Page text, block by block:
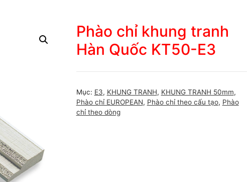
Phào chỉ khung tranh
Hàn Quốc KT50-E3
Mục: E3, KHUNG TRANH, KHUNG TRANH 50mm,
Phào chỉ EUROPEAN, Phào chỉ theo cấu tạo, Phào
chỉ theo dòng